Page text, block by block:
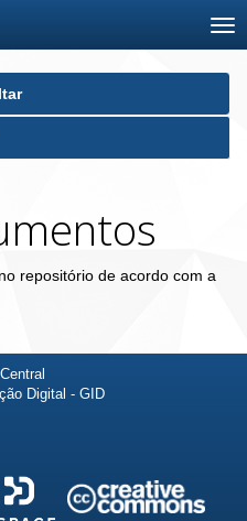
repositório de acordo com a
Digital - GID